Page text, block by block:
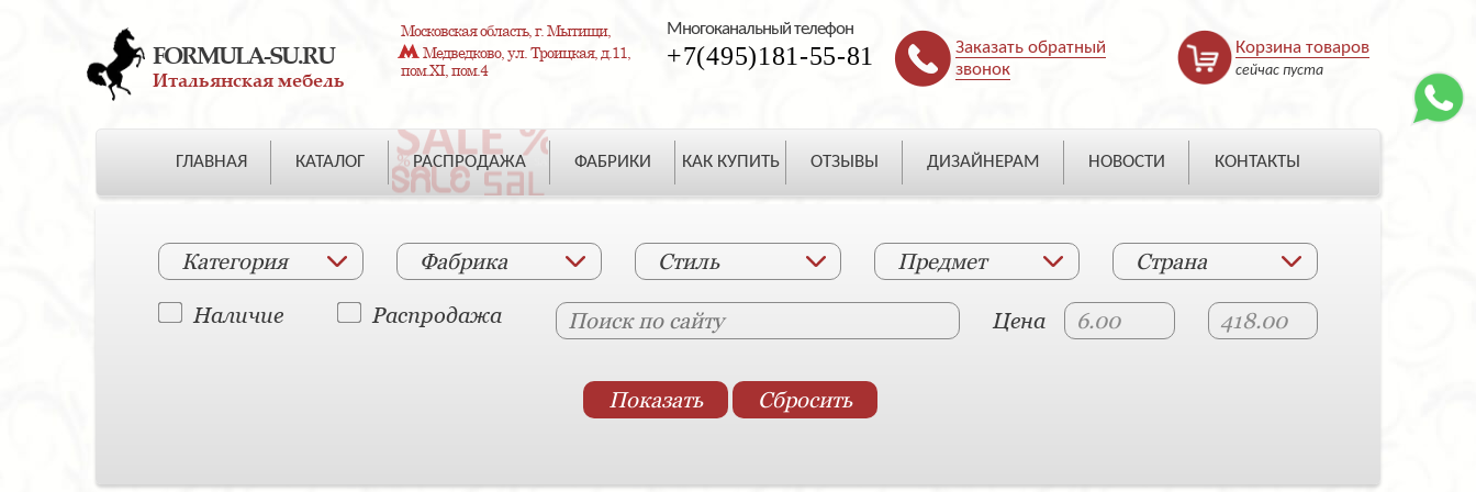
FORMULA-SU.RU
Итальянская мебель
Московская область, г. Мытищи,
Медведково, ул. Троицкая, д.11,
пом.XI, пом.4
Многоканальный телефон
+7(495)181-55-81
Заказать обратный
звонок
Корзина товаров
сейчас пуста
ГЛАВНАЯ КАТАЛОГ РАСПРОДАЖА ФАБРИКИ КАК КУПИТЬ ОТЗЫВЫ ДИЗАЙНЕРАМ НОВОСТИ КОНТАКТЫ
Категория Фабрика Стиль Предмет Страна
Наличие Распродажа Цена